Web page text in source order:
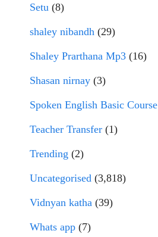
Setu (8)
shaley nibandh (29)
Shaley Prarthana Mp3 (16)
Shasan nirnay (3)
Spoken English Basic Course
Teacher Transfer (1)
Trending (2)
Uncategorised (3,818)
Vidnyan katha (39)
Whats app (7)